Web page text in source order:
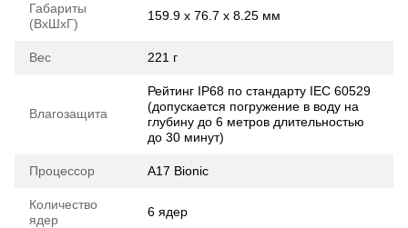
Габариты
(ВхШхГ)
159.9 х 76.7 х 8.25 мм
Вес 221 г
Влагозащита
Рейтинг IP68 по стандарту IEC 60529
(допускается погружение в воду на
глубину до 6 метров длительностью
до 30 минут)
Процессор A17 Bionic
Количество
ядер
6 ядер